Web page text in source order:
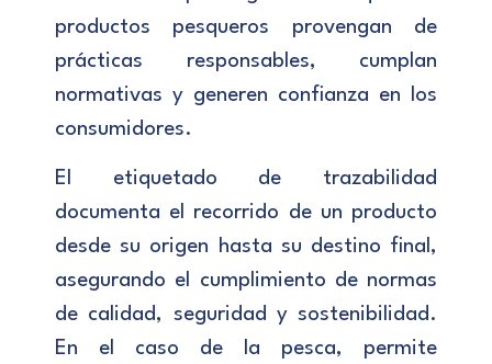
productos pesqueros provengan de
prácticas responsables, cumplan
normativas y generen confianza en los
consumidores.
El etiquetado de trazabilidad
documenta el recorrido de un producto
desde su origen hasta su destino final,
asegurando el cumplimiento de normas
de calidad, seguridad y sostenibilidad.
En el caso de la pesca, permite